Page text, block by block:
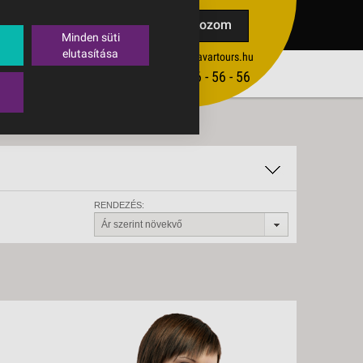
Feliratkozom
ertekesites@budavartours.hu
(+36­ 1) 3 - 56 - 56 - 56
TIPPEK
RENDEZÉS:
Ár szerint növekvő
Minden süti
elutasítása